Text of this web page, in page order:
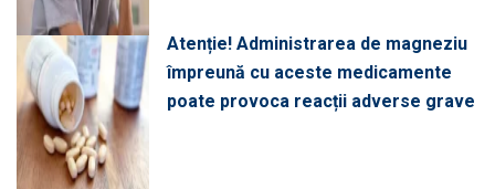
Atenție! Administrarea de magneziu
împreună cu aceste medicamente
poate provoca reacții adverse grave